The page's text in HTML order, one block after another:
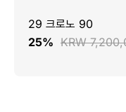
29 크로노 90
25% KRW